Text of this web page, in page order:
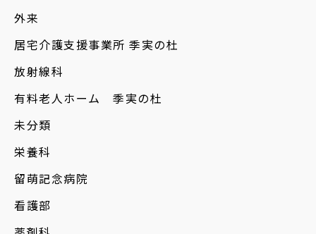
外来
居宅介護支援事業所 季実の杜
放射線科
有料老人ホーム 季実の杜
未分類
栄養科
留萌記念病院
看護部